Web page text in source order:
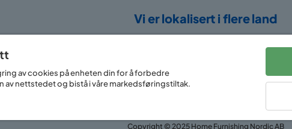
Vi er lokalisert i flere land
Copyright © 2025 Home Furnishing Nordic AB
av cookies på enheten din for å forbedre
av nettstedet og bistå i våre markedsføringstiltak.